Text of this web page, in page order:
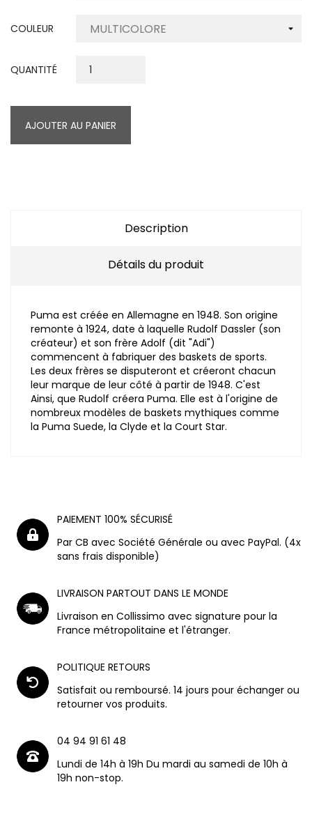
COULEUR
QUANTITÉ
AJOUTER AU PANIER
Description
Détails du produit
Puma est créée en Allemagne en 1948. Son origine
remonte à 1924, date à laquelle Rudolf Dassler (son
créateur) et son frère Adolf (dit "Adi")
commencent à fabriquer des baskets de sports.
Les deux frères se disputeront et créeront chacun
leur marque de leur côté à partir de 1948. C'est
Ainsi, que Rudolf créera Puma. Elle est à l'origine de
nombreux modèles de baskets mythiques comme
la Puma Suede, la Clyde et la Court Star.
PAIEMENT 100% SÉCURISÉ
Par CB avec Société Générale ou avec PayPal. (4x
sans frais disponible)
LIVRAISON PARTOUT DANS LE MONDE
Livraison en Collissimo avec signature pour la
France métropolitaine et l'étranger.
POLITIQUE RETOURS
Satisfait ou remboursé. 14 jours pour échanger ou
retourner vos produits.
04 94 91 61 48
Lundi de 14h à 19h Du mardi au samedi de 10h à
19h non-stop.